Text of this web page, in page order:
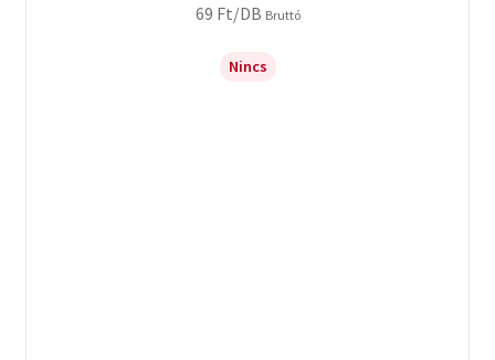
69 Ft/DB Bruttó
Nincs